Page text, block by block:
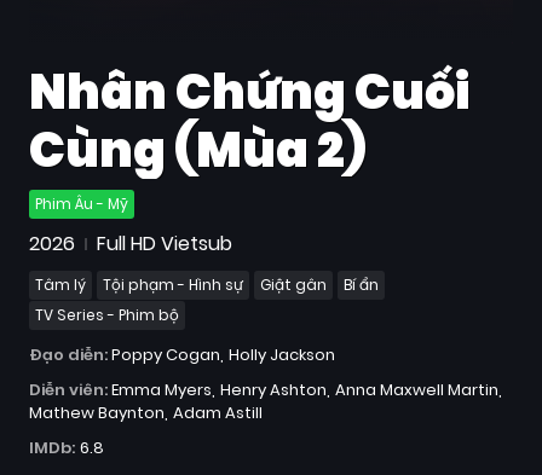
Nhân Chứng Cuối
Cùng (Mùa 2)
Phim Âu - Mỹ
2026 Full HD Vietsub
Tâm lý Tội phạm - Hình sự Giật gân
Bí ẩn
TV Series - Phim bộ
Đạo diễn:Poppy Cogan Holly Jackson
Diễn viên:Emma Myers Henry Ashton Anna Maxwell Martin
Mathew Baynton Adam Astill
IMDb: 6.8